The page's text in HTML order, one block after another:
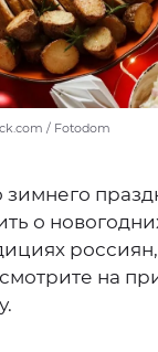
/ Fotodom
зимнего
о
на